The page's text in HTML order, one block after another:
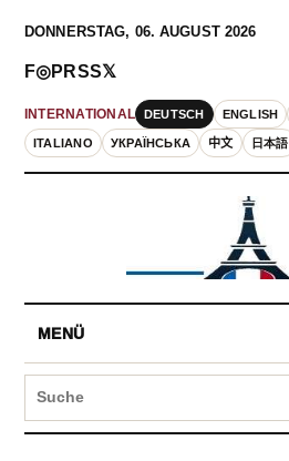
DONNERSTAG, 06. AUGUST 2026
INTERNATIONAL DEUTSCH ENGLISH
ITALIANO УКРАЇНСЬКА 中文 日本語
F◎PRSS𝕏
MENÜ